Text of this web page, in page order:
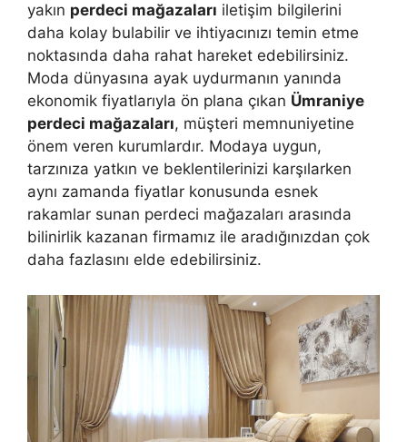
yakın perdeci mağazaları iletişim bilgilerini
daha kolay bulabilir ve ihtiyacınızı temin etme
noktasında daha rahat hareket edebilirsiniz.
Moda dünyasına ayak uydurmanın yanında
ekonomik fiyatlarıyla ön plana çıkan Ümraniye
perdeci mağazaları, müşteri memnuniyetine
önem veren kurumlardır. Modaya uygun,
tarzınıza yatkın ve beklentilerinizi karşılarken
aynı zamanda fiyatlar konusunda esnek
rakamlar sunan perdeci mağazaları arasında
bilinirlik kazanan firmamız ile aradığınızdan çok
daha fazlasını elde edebilirsiniz.